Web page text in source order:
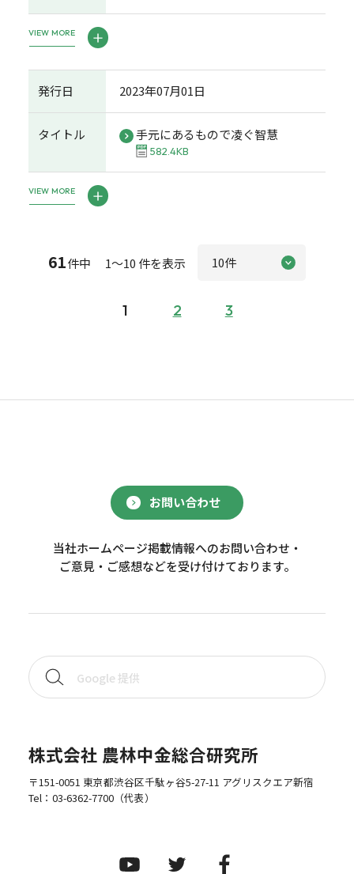
VIEW MORE
発行日 2023年07月01日
タイトル 手元にあるもので凌ぐ智慧
582.4KB
VIEW MORE
61件中 1～10 件を表示
1 2 3
お問い合わせ
当社ホームページ掲載情報へのお問い合わせ・
ご意見・ご感想などを受け付けております。
株式会社 農林中金総合研究所
〒151-0051 東京都渋谷区千駄ヶ谷5-27-11 アグリスクエア新宿
Tel： 03-6362-7700（代表）